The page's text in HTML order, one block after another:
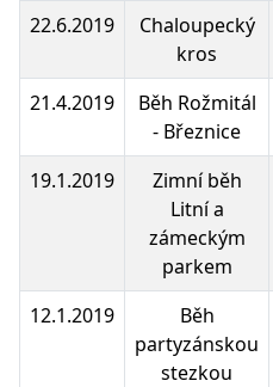
22.6.2019
Chaloupecký
kros
21.4.2019
Běh Rožmitál
- Březnice
19.1.2019
Zimní běh
Litní a
zámeckým
parkem
12.1.2019
Běh
partyzánskou
stezkou